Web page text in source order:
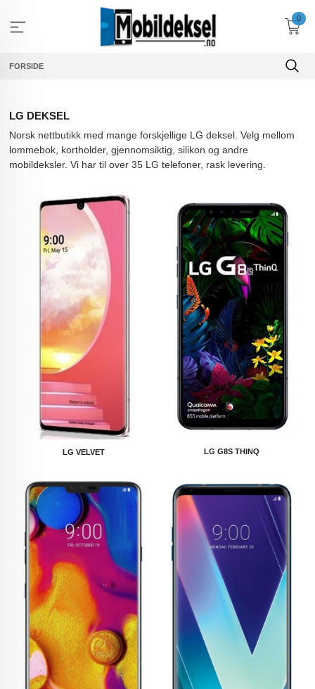
innholdet
0
FORSIDE
LG DEKSEL
Norsk nettbutikk med mange forskjellige LG deksel. Velg mellom
lommebok, kortholder, gjennomsiktig, silikon og andre
mobildeksler. Vi har til over 35 LG telefoner, rask levering.
LG VELVET LG G8S THINQ